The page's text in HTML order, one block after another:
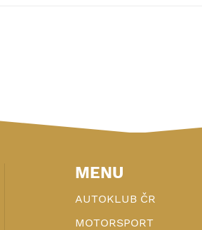
MENU
AUTOKLUB ČR
MOTORSPORT